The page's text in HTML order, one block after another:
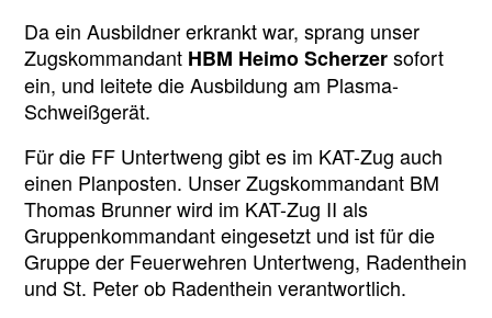
Da ein Ausbildner erkrankt war, sprang unser
Zugskommandant HBM Heimo Scherzersofort
ein, und leitete die Ausbildung am Plasma-
Schweißgerät.
Für die FF Untertweng gibt es im KAT-Zug auch
einen Planposten. Unser Zugskommandant BM
Thomas Brunner wird im KAT-Zug II als
Gruppenkommandant eingesetzt und ist für die
Gruppe der Feuerwehren Untertweng, Radenthein
und St. Peter ob Radenthein verantwortlich.